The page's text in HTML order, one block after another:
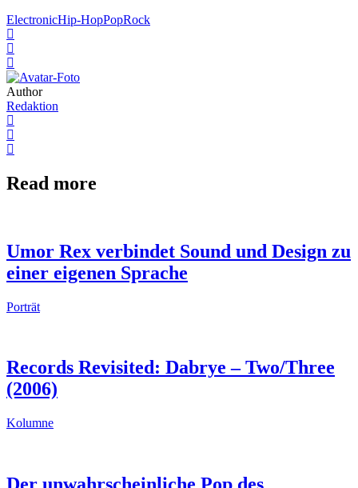
ElectronicHip-HopPopRock
Author
Redaktion
Read more
Umor Rex verbindet Sound und Design zu
einer eigenen Sprache
Porträt
Records Revisited: Dabrye – Two/Three
(2006)
Kolumne